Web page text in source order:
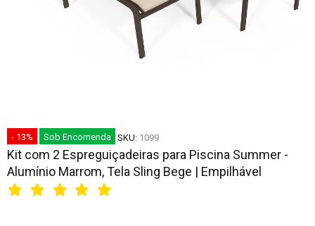
- 13% Sob Encomenda SKU: 1099
Kit com 2 Espreguiçadeiras para Piscina Summer -
Alumínio Marrom, Tela Sling Bege | Empilhável